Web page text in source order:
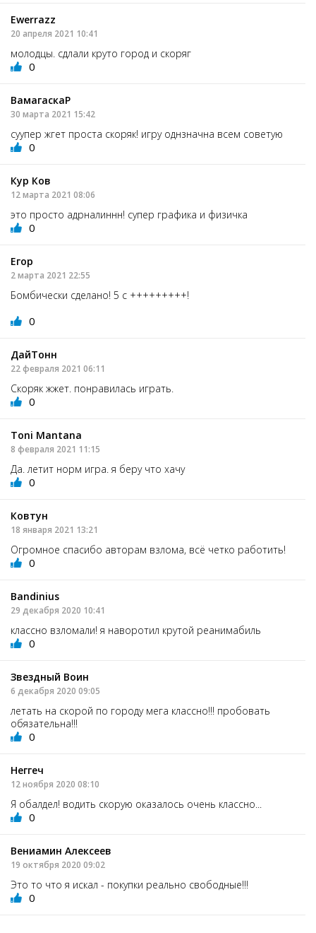
Ewerrazz
20 апреля 2021 10:41
молодцы. сдлали круто город и скоряг
0
ВамагаскаР
30 марта 2021 15:42
суупер жгет проста скоряк! игру однзначна всем советую
0
Кур Ков
12 марта 2021 08:06
это просто адрналиннн! супер графика и физичка
0
Егор
2 марта 2021 22:55
Бомбически сделано! 5 с +++++++++!
0
ДайТонн
22 февраля 2021 06:11
Скоряк жжет. понравилась играть.
0
Toni Mantana
8 февраля 2021 11:15
Да. летит норм игра. я беру что хачу
0
Ковтун
18 января 2021 13:21
Огромное спасибо авторам взлома, всё четко работить!
0
Bandinius
29 декабря 2020 10:41
классно взломали! я наворотил крутой реанимабиль
0
Звездный Воин
6 декабря 2020 09:05
летать на скорой по городу мега классно!!! пробовать
обязательна!!!
0
Неггеч
12 ноября 2020 08:10
Я обалдел! водить скорую оказалось очень классно...
0
Вениамин Алексеев
19 октября 2020 09:02
Это то что я искал - покупки реально свободные!!!
0